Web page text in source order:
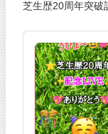
芝生歴20周年突破